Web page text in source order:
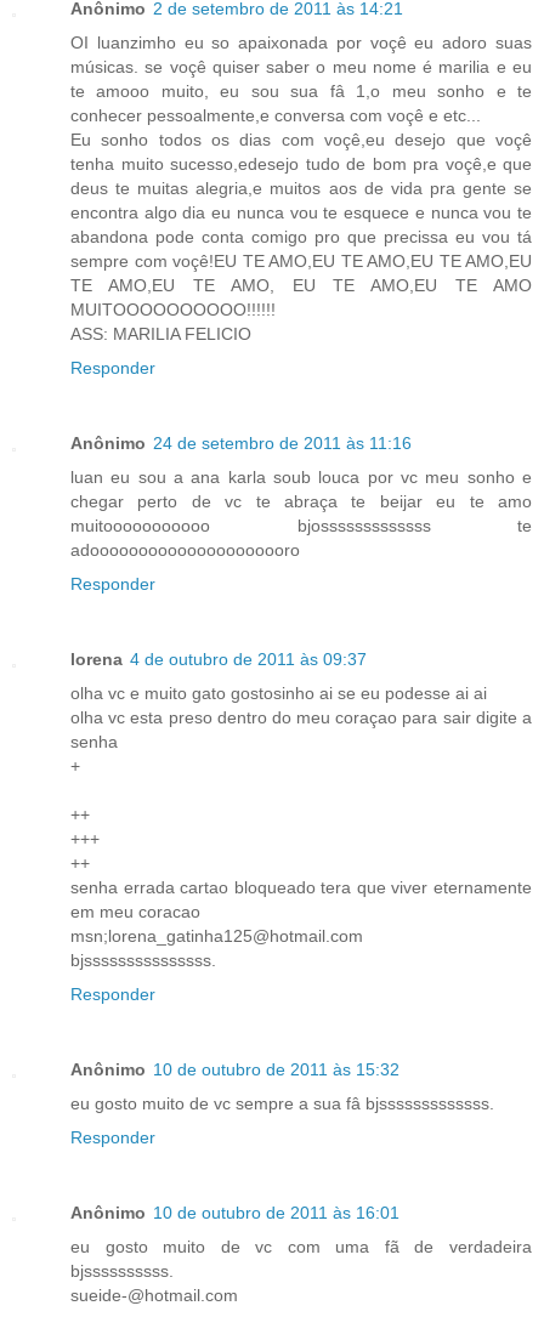
Anônimo 2 de setembro de 2011 às 14:21
OI luanzimho eu so apaixonada por voçê eu adoro suas
músicas. se voçê quiser saber o meu nome é marilia e eu
te amooo muito, eu sou sua fâ 1,o meu sonho e te
conhecer pessoalmente,e conversa com voçê e etc...
Eu sonho todos os dias com voçê,eu desejo que voçê
tenha muito sucesso,edesejo tudo de bom pra voçê,e que
deus te muitas alegria,e muitos aos de vida pra gente se
encontra algo dia eu nunca vou te esquece e nunca vou te
abandona pode conta comigo pro que precissa eu vou tá
sempre com voçê!EU TE AMO,EU TE AMO,EU TE AMO,EU
TE AMO,EU TE AMO, EU TE AMO,EU TE AMO
MUITOOOOOOOOOO!!!!!!
ASS: MARILIA FELICIO
Responder
Anônimo 24 de setembro de 2011 às 11:16
luan eu sou a ana karla soub louca por vc meu sonho e
chegar perto de vc te abraça te beijar eu te amo
muitooooooooooo bjosssssssssssss te
adooooooooooooooooooooro
Responder
lorena 4 de outubro de 2011 às 09:37
olha vc e muito gato gostosinho ai se eu podesse ai ai
olha vc esta preso dentro do meu coraçao para sair digite a
senha
+
++
+++
++
senha errada cartao bloqueado tera que viver eternamente
em meu coracao
msn;lorena_gatinha125@hotmail.com
bjsssssssssssssss.
Responder
Anônimo 10 de outubro de 2011 às 15:32
eu gosto muito de vc sempre a sua fâ bjsssssssssssss.
Responder
Anônimo 10 de outubro de 2011 às 16:01
eu gosto muito de vc com uma fã de verdadeira
bjssssssssss.
sueide-@hotmail.com